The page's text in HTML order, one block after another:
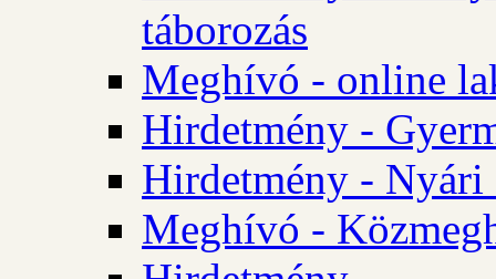
táborozás
Meghívó - online
Hirdetmény -
Hirdetmény - Nyári
Meghívó -